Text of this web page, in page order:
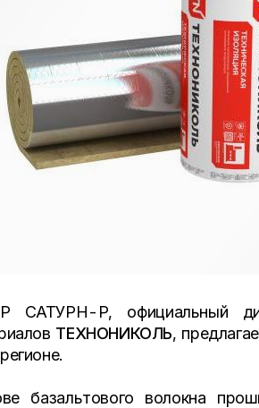
Р, официальный
ТЕХНОНИКОЛЬ,
базальтового волокна